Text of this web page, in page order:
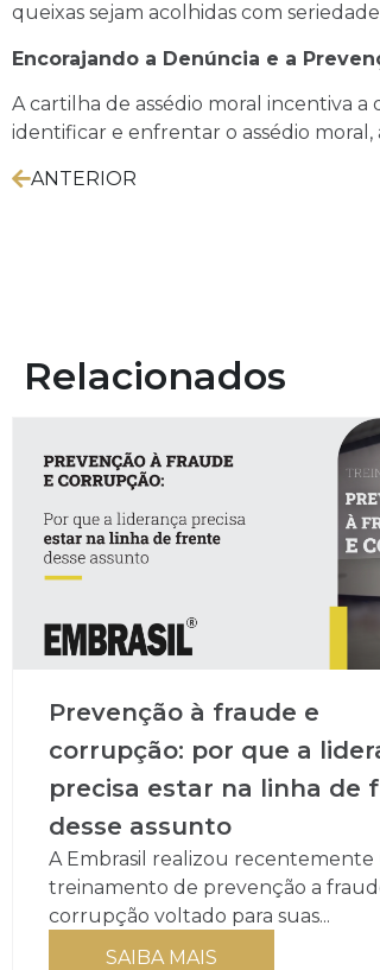
queixas sejam acolhidas com
Encorajando a Denúncia e a
A cartilha de assédio moral incentiva
identificar e enfrentar o assédio
ANTERIOR
Relacionados
Prevenção à fraude e
corrupção: por que a
precisa estar na linha de
desse assunto
A Embrasil realizou recentemente
treinamento de prevenção a
corrupção voltado para suas...
SAIBA MAIS